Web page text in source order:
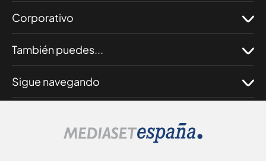
Corporativo
También puedes...
Sigue navegando